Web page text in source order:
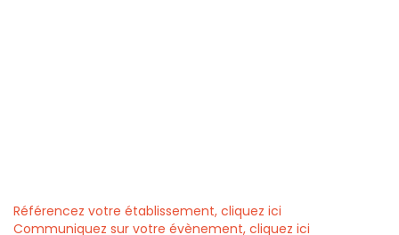
Référencez votre établissement, cliquez ici
Communiquez sur votre évènement, cliquez ici